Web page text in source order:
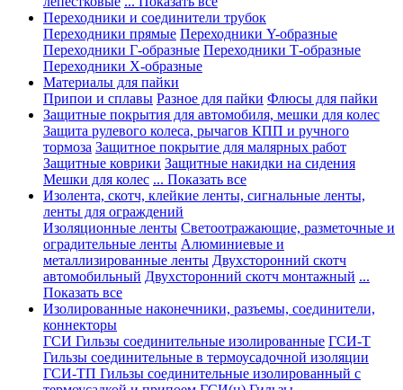
Переходники и соединители трубок
Переходники прямые Переходники Y-образные
Переходники Г-образные Переходники Т-образные
Переходники Х-образные
Материалы для пайки
Припои и сплавы Разное для пайки Флюсы для пайки
Защитные покрытия для автомобиля, мешки для колес
Защита рулевого колеса, рычагов КПП и ручного
тормоза Защитное покрытие для малярных работ
Защитные коврики Защитные накидки на сидения
Мешки для колес ... Показать все
Изолента, скотч, клейкие ленты, сигнальные ленты,
ленты для ограждений
Изоляционные ленты Светоотражающие, разметочные и
оградительные ленты Алюминиевые и
металлизированные ленты Двухсторонний скотч
автомобильный Двухсторонний скотч монтажный ...
Показать все
Изолированные наконечники, разъемы, соединители,
коннекторы
ГСИ Гильзы соединительные изолированные ГСИ-Т
Гильзы соединительные в термоусадочной изоляции
ГСИ-ТП Гильзы соединительные изолированный с